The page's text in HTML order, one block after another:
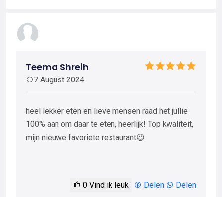
Teema Shreih
7 August 2024
heel lekker eten en lieve mensen raad het jullie
100% aan om daar te eten, heerlijk! Top kwaliteit,
mijn nieuwe favoriete restaurant😉
0 Vind ik leuk Delen Delen